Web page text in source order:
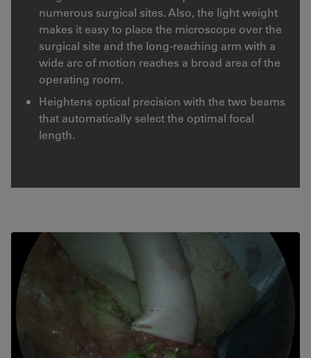
numerous surgical sites. Also, the light weight
makes it easy to place the microscope over the
surgical site and the long-reaching arm with a
wide arc of motion reaches a broad area of the
operating room.
Heightens optical precision with the two beams
that automatically select the optimal focal
length.